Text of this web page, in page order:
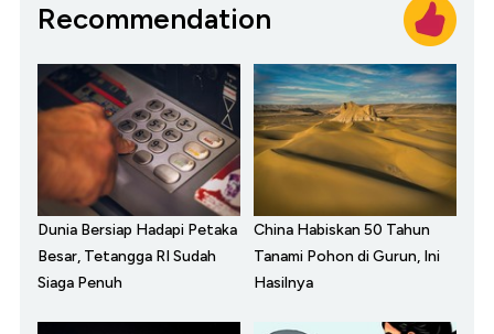
Recommendation
Dunia Bersiap Hadapi Petaka
Besar, Tetangga RI Sudah
Siaga Penuh
China Habiskan 50 Tahun
Tanami Pohon di Gurun, Ini
Hasilnya